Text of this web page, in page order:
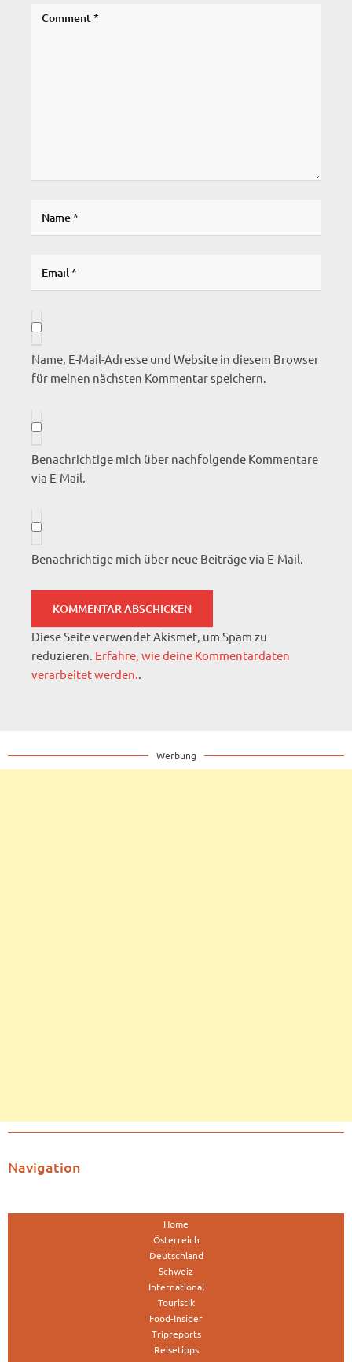
Name, E-Mail-Adresse und Website in diesem Browser
für meinen nächsten Kommentar speichern.
Benachrichtige mich über nachfolgende Kommentare
via E-Mail.
Benachrichtige mich über neue Beiträge via E-Mail.
Diese Seite verwendet Akismet, um Spam zu
reduzieren. Erfahre, wie deine Kommentardaten
verarbeitet werden..
Werbung
Navigation
Home
Österreich
Deutschland
Schweiz
International
Touristik
Food-Insider
Tripreports
Reisetipps